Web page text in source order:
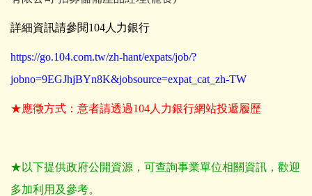
詳細資訊請參閱104人力銀行
https://go.104.com.tw/zh-hant/expats/job/?
jobno=9EGJhjBYn8K&jobsource=expat_cat_zh-TW
★應徵方式：意者請透過104人力銀行網站投遞履歷
★以下提供政府公開資源，可查詢事業單位相關資訊，歡迎
多加利用及參考。